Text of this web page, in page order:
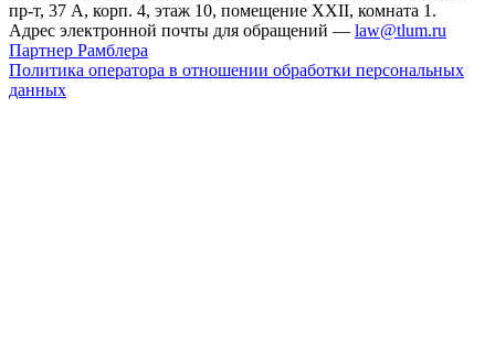
пр-т, 37 А, корп. 4, этаж 10, помещение XXII, комната 1.
Адрес электронной почты для обращений — law@tlum.ru
Партнер Рамблера
Политика оператора в отношении обработки персональных
данных